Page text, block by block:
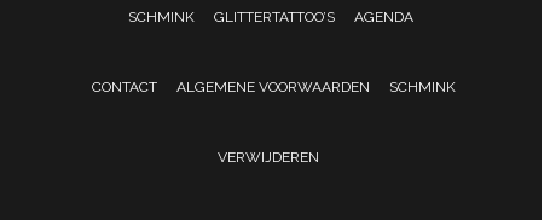
SCHMINK GLITTERTATTOO’S AGENDA
CONTACT ALGEMENE VOORWAARDEN SCHMINK
VERWIJDEREN